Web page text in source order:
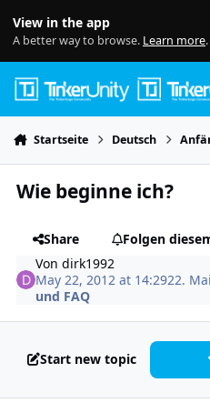
View in the app
A better way to browse. Learn more.
Startseite Deutsch
Wie beginne ich?
Share
Folgen
Vondirk1992
May 22, 2012 at 14:2922.
und FAQ
Start new topic